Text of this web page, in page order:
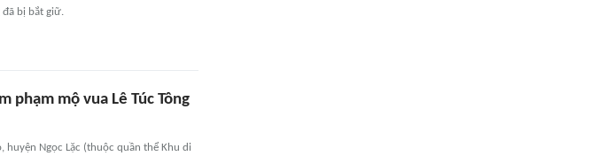
bị bắt giữ.
mộ vua Lê Túc Tông
huyện Ngọc Lặc (thuộc quần thể Khu di